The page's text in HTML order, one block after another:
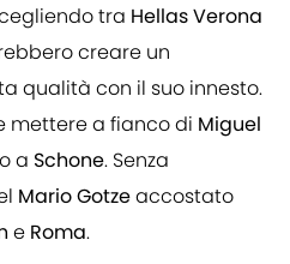
tra HellasVerona
creare un
qualità con il suo innesto.
mettere a fianco di Miguel
a Schone. Senza
Mario Gotzeaccostato
e Roma.